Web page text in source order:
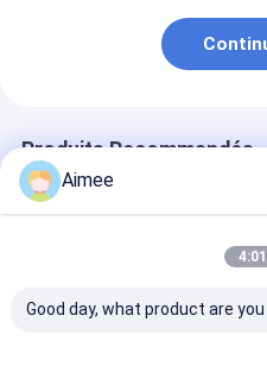
Produits Recommandés
Aimee
Good day, what product are